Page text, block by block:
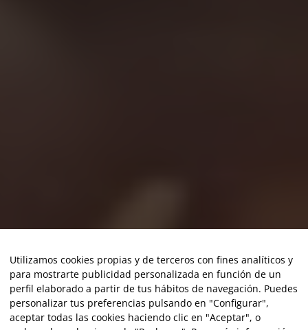
Utilizamos cookies propias y de terceros con fines analíticos y
para mostrarte publicidad personalizada en función de un
perfil elaborado a partir de tus hábitos de navegación. Puedes
personalizar tus preferencias pulsando en "Configurar",
aceptar todas las cookies haciendo clic en "Aceptar", o